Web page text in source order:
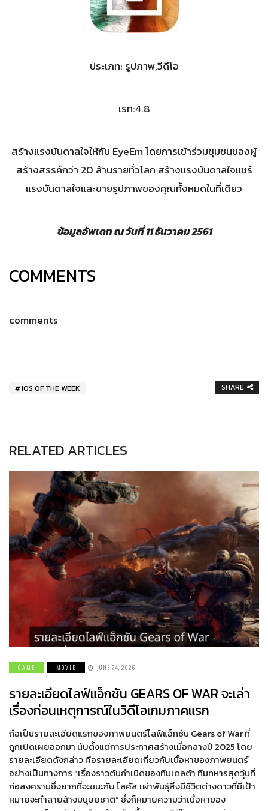
ประเภท: รูปภาพ,วีดีโอ
เรท:4.8
สร้างแรงบันดาลใจให้กับ EyeEm โดยการเข้าร่วมชุมชนของผู้
สร้างสรรค์กว่า 20 ล้านรายทั่วโลก สร้างแรงบันดาลใจแชร์
แรงบันดาลใจและขายรูปภาพของคุณทั้งหมดในที่เดียว
ข้อมูลอัพเดท ณ วันที่11ธันวาคม 2561
COMMENTS
comments
IOS OF THE WEEK SHARE
RELATED ARTICLES
GAME MOVIE JUNE 24, 2026
รายละเอียดไลฟ์แอ็กชัน GEARS OF WAR จะเล่า
เรื่องก่อนเหตุการณ์ในวิดีโอเกมภาคแรก
ถือเป็นรายละเอียดแรกของภาพยนตร์ไลฟ์แอ็กชัน Gears of War ที่
ถูกเปิดเผยออกมา นับตั้งแต่การประกาศสร้างเมื่อกลางปี 2025 โดย
รายละเอียดดังกล่าว คือรายละเอียดเกี่ยวกับเนื้อหาของภาพยนตร์
อย่างเป็นทางการ “เรื่องราวต้นกำเนิดของทีมเดลต้า ทีมทหารสุดวุ่นที่
ก่อสงครามซึ่งยากที่จะชนะกับ โลคัส เผ่าพันธุ์สิ่งมีชีวิตต่างดาวที่มีเป้า
หมายจะทำลายล้างมนุษยชาติ” ซึ่งก็หมายความว่าเนื้อหาของ